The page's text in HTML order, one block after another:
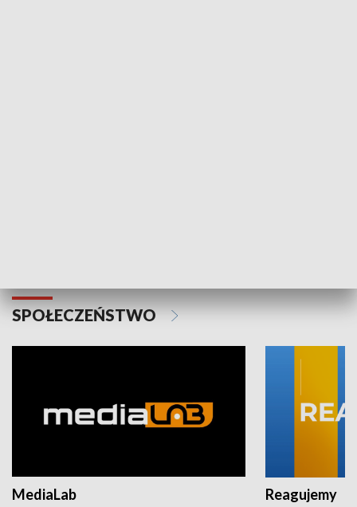
SPOŁECZEŃSTWO
MediaLab Reagujemy